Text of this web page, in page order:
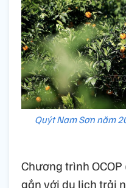
Quýt Nam Sơn năm
Chương trình
gắn với du lịch trải